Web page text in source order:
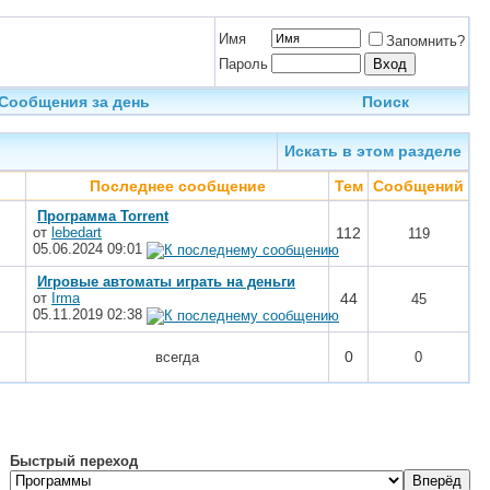
Имя
Запомнить?
Пароль
за день Поиск
Искать в этом разделе
Последнее сообщение Тем Сообщений
Программа Torrent
от lebedart
05.06.2024 09:01
112 119
Игровые автоматы играть на деньги
от Irma
05.11.2019 02:38
44 45
всегда 0 0
Быстрый переход